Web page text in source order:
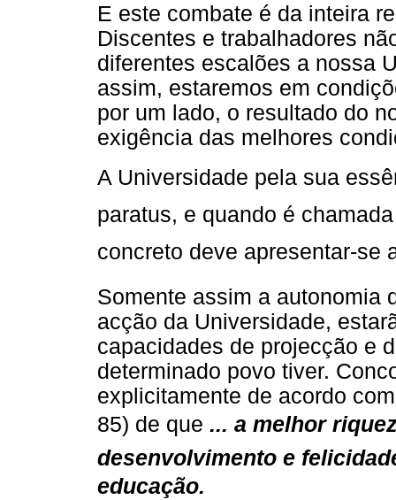
E este combate é da inteira
Discentes e trabalhadores
diferentes escalões a nossa
assim, estaremos em
por um lado, o resultado do
exigência das melhores
A Universidade pela sua
paratus, e quando é
concreto deve apresentar-se
Somente assim a autonomia
acção da Universidade,
capacidades de projecção e
determinado povo tiver.
explicitamente de acordo
85) de que ... a melhor
desenvolvimento e
educação.